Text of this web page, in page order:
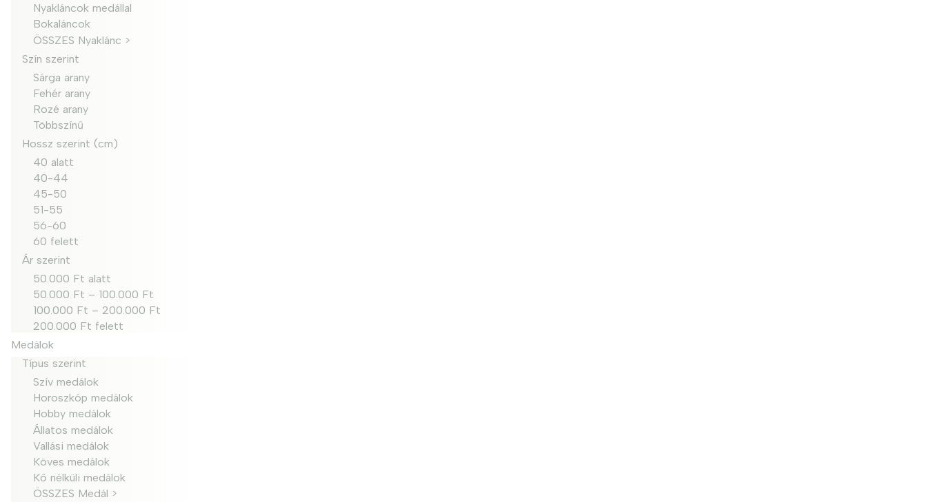
Nyakláncok medállal
Bokaláncok
ÖSSZES Nyaklánc >
Szín szerint
Sárga arany
Fehér arany
Rozé arany
Többszínű
Hossz szerint (cm)
40 alatt
40-44
45-50
51-55
56-60
60 felett
Ár szerint
50.000 Ft alatt
50.000 Ft – 100.000 Ft
100.000 Ft – 200.000 Ft
200.000 Ft felett
Medálok
Típus szerint
Szív medálok
Horoszkóp medálok
Hobby medálok
Állatos medálok
Vallási medálok
Köves medálok
Kő nélküli medálok
ÖSSZES Medál >